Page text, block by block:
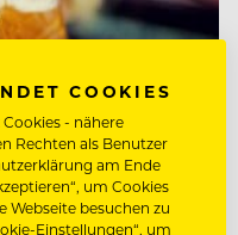
Zahlen
COOKIES
- nähere
Rechten als Benutzer
am Ende
um Cookies
Webseite besuchen zu
Einstellungen“, um